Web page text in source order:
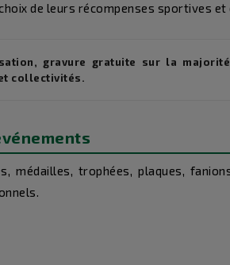
de leurs récompenses sportives et
gravure gratuite sur la
collectivités.
médailles, trophées, plaques,